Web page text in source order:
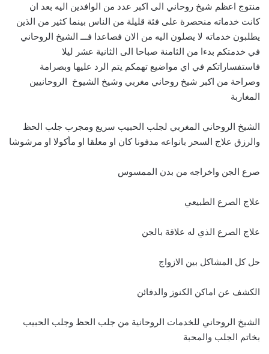
منتوج اعظم شيخ روحاني الى اكبر عدد من الوافدين اليه بعد ان
كانت خدماته منحصرة على فئة قليلة من الناس بينما كثير من الذين
يطلبون خدماته لا يصلون اليه من الان فصاعدا فـــ الشيخ الروحاني
في خدمتكم بدءا من الثامنة صباحا الى الثانية عشر ليلا
فاستفساراتكم في اي مواضيع تهمكم يتم الرد عليها وبصرامة
وصراحة من اكبر شيخ روحاني مغربي وشيخ الشيوخ الروحانيين
المغاربة
الشيخ الروحاني المغربي لجلب الحبيب سريع ومجرب جلب الحظ
والرزق علاج السحر بانواعه مدفونا كان او معلقا او مأكولا او مرشوشا
صرع الجن واخراجه من بدن الممسوس
علاج الصرع الطبيعي
علاج الصرع الذي له علاقة بالجن
حل كل المشاكل بين الازواج
الكشف عن اماكن الكنوز والدفائن
الشيخ الروحاني للخدمات الروحانية من جلب الحظ وجلب الحبيب
بخاتم الجلب والمحبة